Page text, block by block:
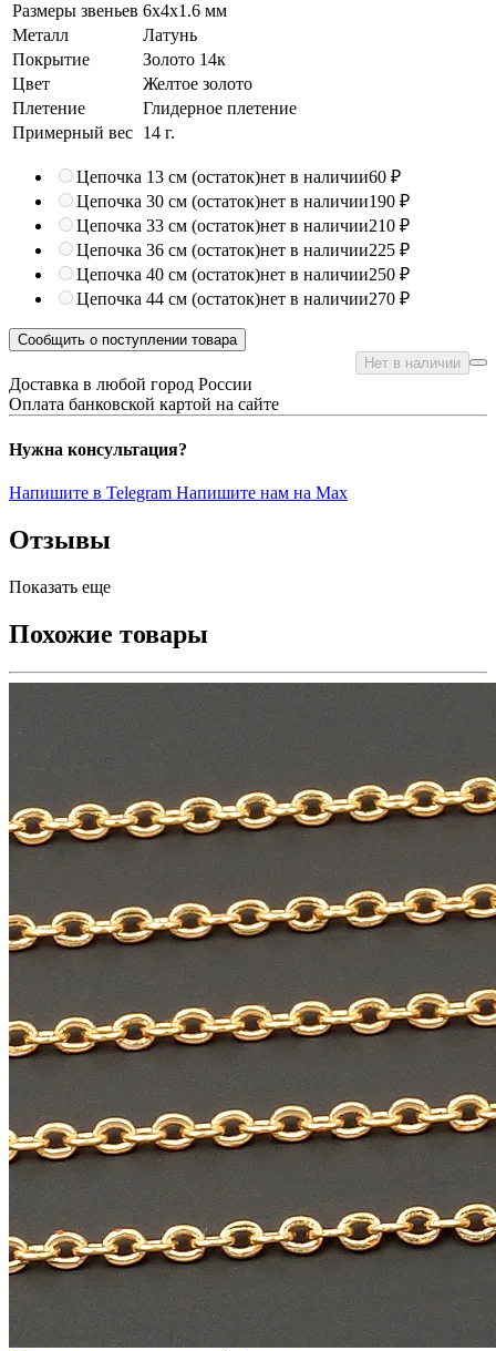
Размеры звеньев 6х4х1.6 мм
Металл
Латунь
Покрытие
Золото 14к
Цвет
Желтое золото
Плетение
Глидерное плетение
Примерный вес 14 г.
Цепочка 13 см (остаток)нет в наличии60 ₽
Цепочка 30 см (остаток)нет в наличии190 ₽
Цепочка 33 см (остаток)нет в наличии210 ₽
Цепочка 36 см (остаток)нет в наличии225 ₽
Цепочка 40 см (остаток)нет в наличии250 ₽
Цепочка 44 см (остаток)нет в наличии270 ₽
Сообщить о поступлении товара
Нет в наличии
Доставка в любой город России
Оплата банковской картой на сайте
Нужна консультация?
Напишите в Telegram Напишите нам на Max
Отзывы
Показать еще
Похожие товары